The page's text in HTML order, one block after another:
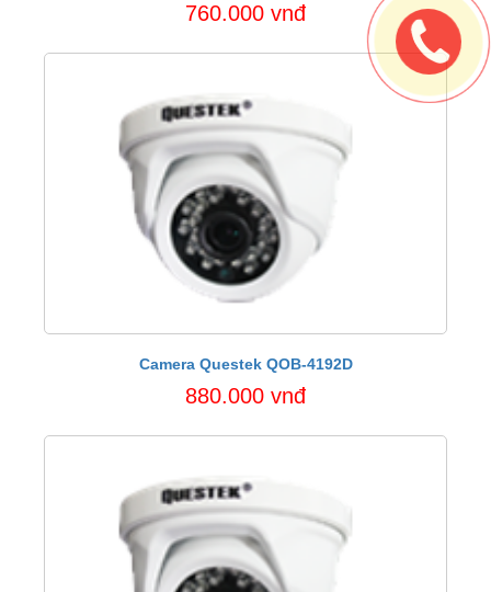
760.000 vnđ
Camera Questek QOB-4192D
880.000 vnđ